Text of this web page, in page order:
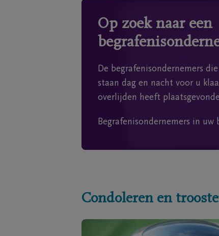
Op zoek naar een
De begrafenisondernemers
staan dag en nacht voor u
overlijden heeft
Begrafenisondernemers in uw
Condoleren en